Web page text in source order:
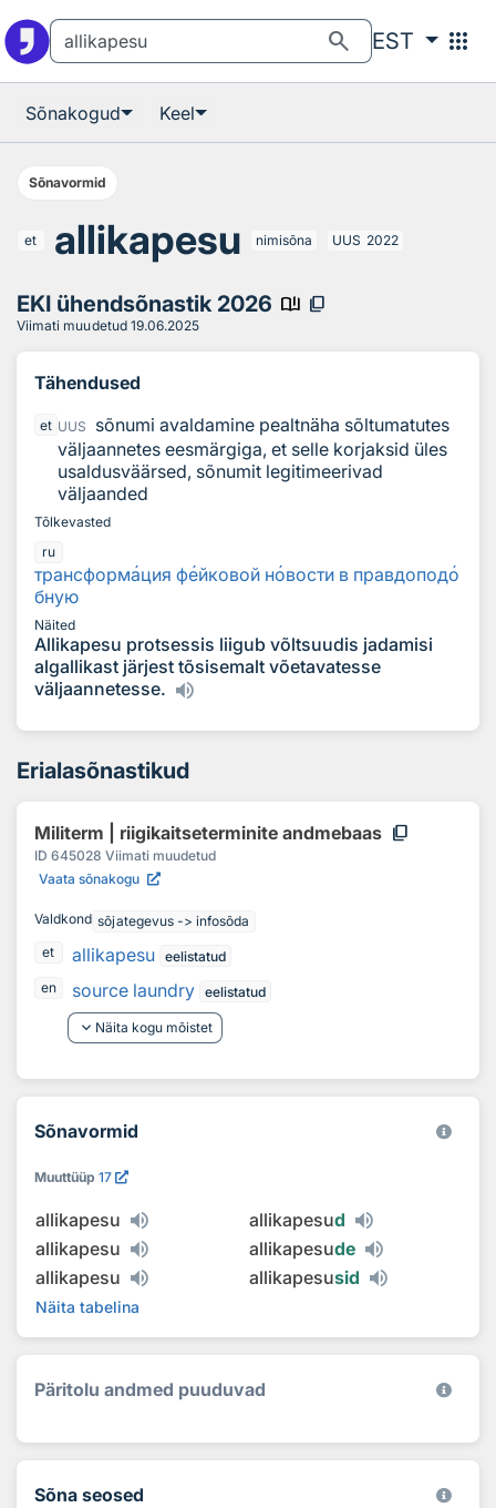
search EST apps
Sõnakogud Keel
Sõnavormid
et allikapesu nimisõna UUS 2022
EKI ühendsõnastik 2026 book_ribbon content_copy
Viimati muudetud 19.06.2025
Tähendused
et UUS
sõnumi avaldamine pealtnäha sõltumatutes
väljaannetes eesmärgiga, et selle korjaksid üles
usaldusväärsed, sõnumit legitimeerivad
väljaanded
Tõlkevasted
ru
трансформация фейковой новости в правдоподо
бную
Näited
Allikapesu protsessis liigub võltsuudis jadamisi
algallikast järjest tõsisemalt võetavatesse
väljaannetesse.
Erialasõnastikud
Militerm | riigikaitseterminite andmebaas content_copy
ID 645028 Viimati muudetud
Vaata sõnakogu
Valdkond sõjategevus -> infosõda
et
allikapesu eelistatud
en
source laundry eelistatud
keyboard_arrow_down Näita kogu mõistet
Sõnavormid
Muuttüüp 17
allikapesu allikapesud
allikapesu
allikapesude
allikapesu
allikapesusid
Näita tabelina
Päritolu andmed puuduvad
Sõna seosed